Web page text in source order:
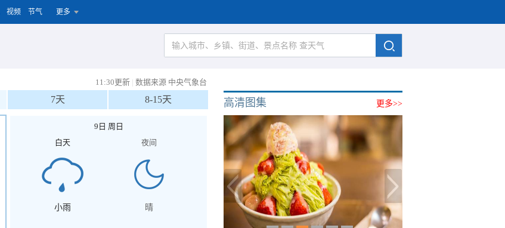
视频 节气 更多
11:30更新 | 数据来源 中央气象台
7天 8-15天
9日 周日
白天
小雨
夜间
晴
更多>>
高清图集